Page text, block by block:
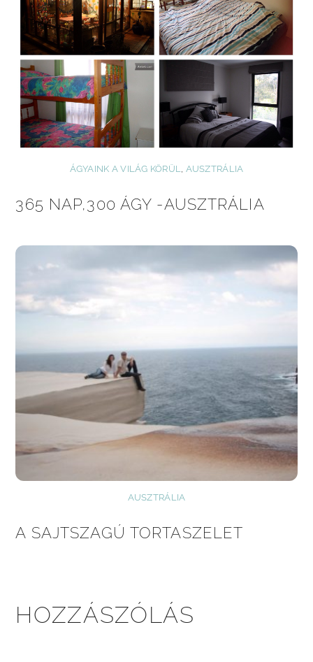
ÁGYAINK A VILÁG KÖRÜL AUSZTRÁLIA
365 NAP,300 ÁGY -AUSZTRÁLIA
AUSZTRÁLIA
A SAJTSZAGÚ TORTASZELET
HOZZÁSZÓLÁS